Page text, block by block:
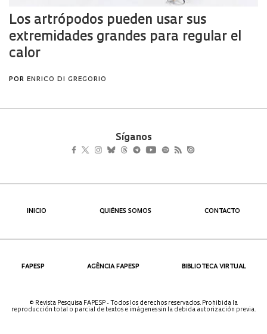
Síganos
INICIO QUIÉNES SOMOS CONTACTO
FAPESP AGÊNCIA FAPESP BIBLIOTECA VIRTUAL
© Revista Pesquisa FAPESP - Todos los derechos reservados. Prohibida la
reproducción total o parcial de textos e imágenes sin la debida autorización previa.